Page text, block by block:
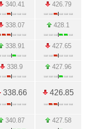
340.41 426.79
338.07 428.1
338.91 427.65
338.9 427.96
338.66 426.85
340.87 427.58